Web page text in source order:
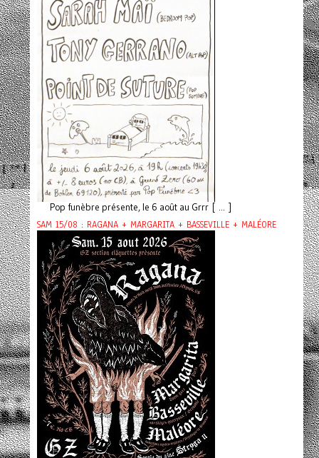
Pop funèbre présente, le 6 août au Grrr [ ... ]
SAM 15/08 : RAGANA + MARGARITA + BASSEVILLE + MALÉORE